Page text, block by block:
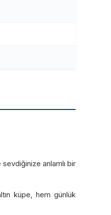
sevdiğinize anlamlı bir
küpe, hem günlük